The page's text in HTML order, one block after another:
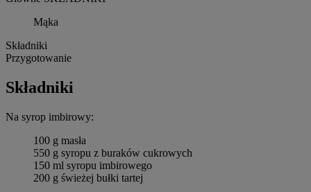
Mąka
Składniki
Przygotowanie
Składniki
Na syrop imbirowy:
100 g masła
550 g syropu z buraków cukrowych
150 ml syropu imbirowego
200 g świeżej bułki tartej